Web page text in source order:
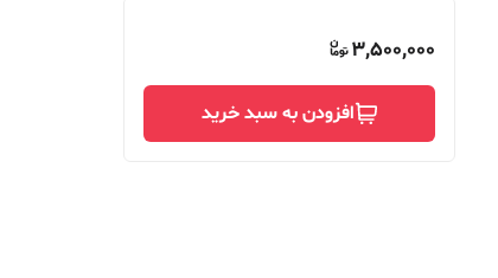
3,500,000
افزودن به سبد خرید